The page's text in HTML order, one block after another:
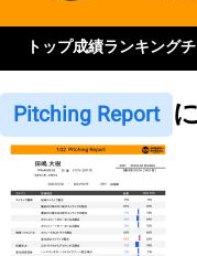
トップ成績ランキング
Pitching Report